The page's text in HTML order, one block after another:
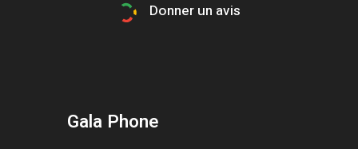
Donner un avis
Gala Phone